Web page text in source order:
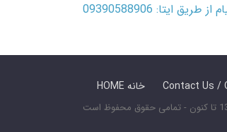
طریق ایتا: 09390588906
HOME خانه